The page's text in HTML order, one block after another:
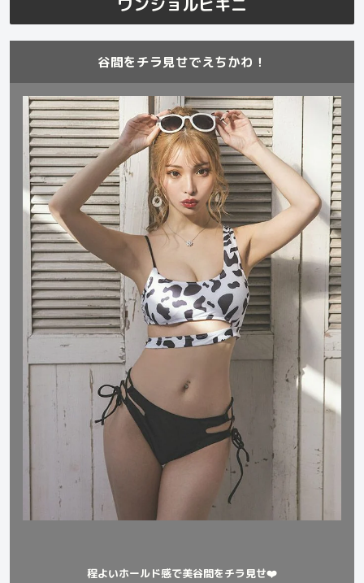
谷間をチラ見せでえちかわ！
程よいホールド感で美谷間をチラ見せ❤️